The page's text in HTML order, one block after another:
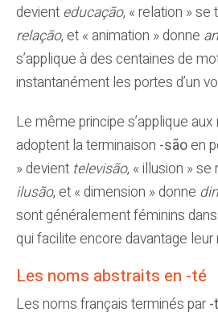
devient educação, « relation »
relação, et « animation » donne
s’applique à des centaines de
instantanément les portes d’un
Le même principe s’applique
adoptent la terminaison -sãoen
» devient televisão, « illusion »
ilusão, et « dimension » donne
sont généralement féminins
qui facilite encore davantage
Les noms abstraits en -té
Les noms français terminés par-